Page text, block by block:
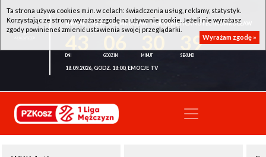
WKK ACTIVE HOTEL WROCŁAW - KSK QEMETICA NOTEĆ INOWROCŁAW
39
18.09.2026, GODZ. 18:00, EMOCJE TV
Ta strona używa cookies m.in. w celach: świadczenia usług, reklamy, statystyk.
Korzystając ze strony wyrażasz zgodę na używanie cookie. Jeżeli nie wyrażasz
zgody powinieneś zmienić ustawienia swojej przeglądarki.
Wyrażam zgodę »